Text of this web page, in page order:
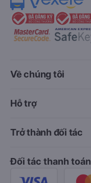
Về chúng tôi
Hỗ trợ
Trở thành đối tác
Đối tác thanh toán